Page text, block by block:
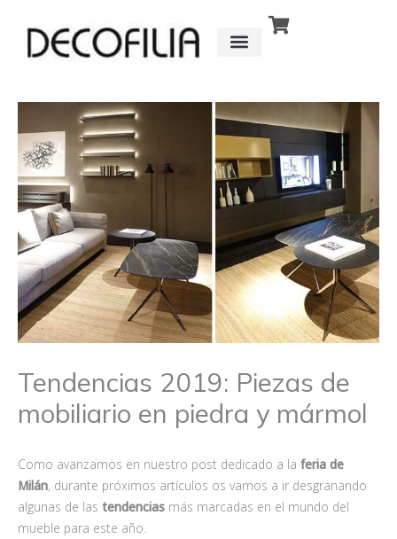
contenido
Tendencias 2019: Piezas de
mobiliario en piedra y mármol
Como avanzamos en nuestro post dedicado a la feria de
Milán, durante próximos artículos os vamos a ir desgranando
algunas de las tendencias más marcadas en el mundo del
mueble para este año.